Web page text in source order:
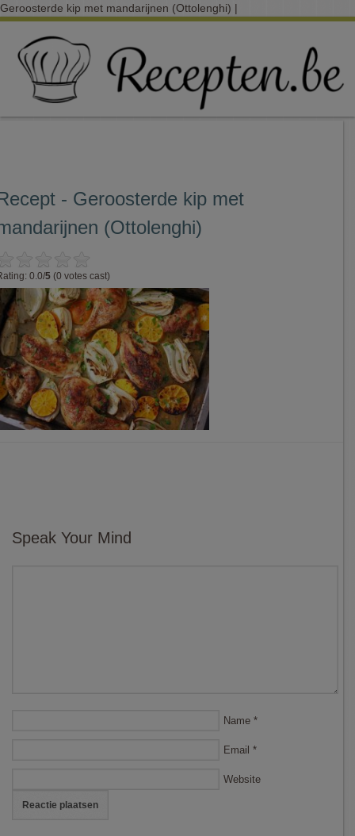
Geroosterde kip met mandarijnen (Ottolenghi) |
- Geroosterde kip met
(Ottolenghi)
0.0/5 (0 votes cast)
Speak Your Mind
Name *
Email *
Website